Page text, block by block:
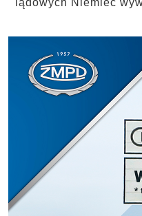
lądowych Niemiec